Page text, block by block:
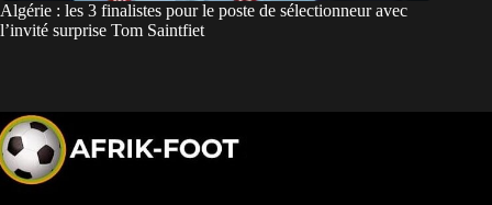
Algérie : les 3 finalistes pour le poste de sélectionneur avec
l’invité surprise Tom Saintfiet